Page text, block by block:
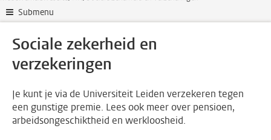
Submenu
Sociale zekerheid en
verzekeringen
Je kunt je via de Universiteit Leiden verzekeren tegen
een gunstige premie. Lees ook meer over pensioen,
arbeidsongeschiktheid en werkloosheid.